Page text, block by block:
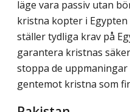
läge vara passiv utan
kristna kopter i Egypten
ställer tydliga krav på
garantera kristnas
stoppa de
gentemot kristna som